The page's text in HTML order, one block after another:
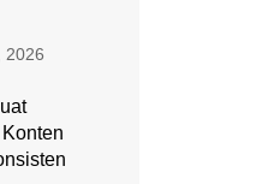
2026